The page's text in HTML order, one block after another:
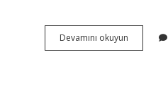
Devamını okuyun Buzdolabı
Ayarları